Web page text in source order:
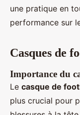
une pratique en
performance sur
Casques de
Importance du
Le casque de
plus crucial pour